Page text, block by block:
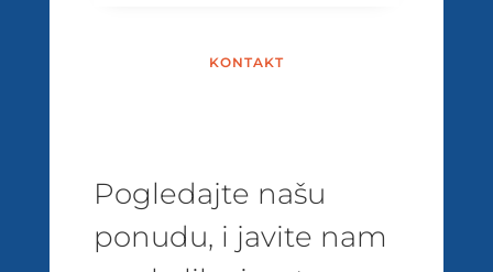
KONTAKT
Pogledajte našu
ponudu, i javite nam